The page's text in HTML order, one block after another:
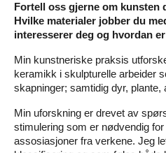
Fortell oss gjerne om kunsten
Hvilke materialer jobber du
interesserer deg og hvordan
Min kunstneriske praksis
keramikk i skulpturelle arbeider
skapninger; samtidig dyr, plante,
Min uforskning er drevet av
stimulering som er nødvendig
assosiasjoner fra verkene. Jeg